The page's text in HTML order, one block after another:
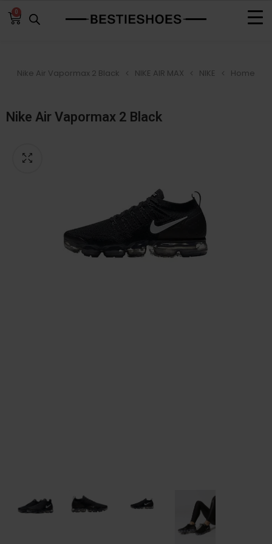
0
Home
NIKE
NIKE AIR MAX
Nike Air Vapormax 2 Black
Nike Air Vapormax 2 Black